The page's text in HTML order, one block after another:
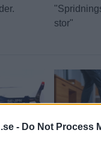
- Do Not Process
stor"